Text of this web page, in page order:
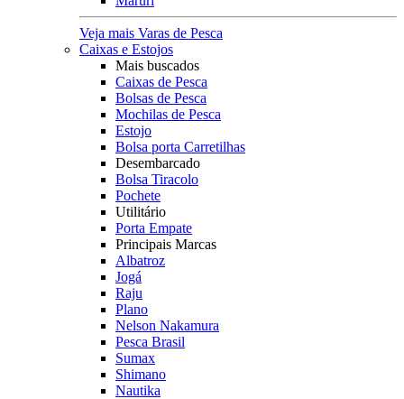
Veja mais Varas de Pesca
Caixas e Estojos
Mais buscados
Caixas de Pesca
Bolsas de Pesca
Mochilas de Pesca
Estojo
Bolsa porta Carretilhas
Desembarcado
Bolsa Tiracolo
Pochete
Utilitário
Porta Empate
Principais Marcas
Albatroz
Jogá
Raju
Plano
Nelson Nakamura
Pesca Brasil
Sumax
Shimano
Nautika